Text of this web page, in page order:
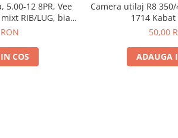
12 8PR, Vee
RIB/LUG, bias,
COS
Camera utilaj R8 350/
1714 Kabat
50,00
ADAUGA